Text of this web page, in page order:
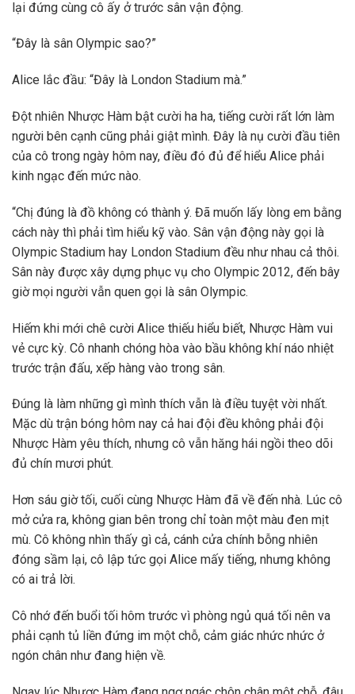
lại đứng cùng cô ấy ở trước sân vận động.
“Đây là sân Olympic sao?”
Alice lắc đầu: “Đây là London Stadium mà.”
Đột nhiên Nhược Hàm bật cười ha ha, tiếng cười rất lớn làm
người bên cạnh cũng phải giật mình. Đây là nụ cười đầu tiên
của cô trong ngày hôm nay, điều đó đủ để hiểu Alice phải
kinh ngạc đến mức nào.
“Chị đúng là đồ không có thành ý. Đã muốn lấy lòng em bằng
cách này thì phải tìm hiểu kỹ vào. Sân vận động này gọi là
Olympic Stadium hay London Stadium đều như nhau cả thôi.
Sân này được xây dựng phục vụ cho Olympic 2012, đến bây
giờ mọi người vẫn quen gọi là sân Olympic.
Hiếm khi mới chê cười Alice thiếu hiểu biết, Nhược Hàm vui
vẻ cực kỳ. Cô nhanh chóng hòa vào bầu không khí náo nhiệt
trước trận đấu, xếp hàng vào trong sân.
Đúng là làm những gì mình thích vẫn là điều tuyệt vời nhất.
Mặc dù trận bóng hôm nay cả hai đội đều không phải đội
Nhược Hàm yêu thích, nhưng cô vẫn hăng hái ngồi theo dõi
đủ chín mươi phút.
Hơn sáu giờ tối, cuối cùng Nhược Hàm đã về đến nhà. Lúc cô
mở cửa ra, không gian bên trong chỉ toàn một màu đen mịt
mù. Cô không nhìn thấy gì cả, cánh cửa chính bỗng nhiên
đóng sầm lại, cô lập tức gọi Alice mấy tiếng, nhưng không
có ai trả lời.
Cô nhớ đến buổi tối hôm trước vì phòng ngủ quá tối nên va
phải cạnh tủ liền đứng im một chỗ, cảm giác nhức nhức ở
ngón chân như đang hiện về.